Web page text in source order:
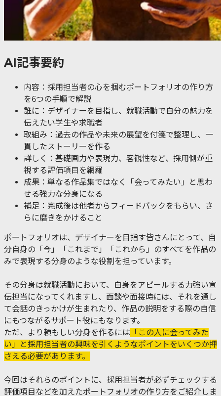
AI記事要約
内容：採用担当者の心を掴むポートフォリオの作り方
を6つの手順で解説
誰に：デザイナーを目指し、就職活動で自分の魅力を
伝えたい学生や求職者
取組み：過去の作品や未来の展望を付箋で整理し、一
貫したストーリーを作る
詳しく：基礎画力や表現力、客観性など、採用側が重
視する評価項目を網羅
成果：単なる作品集ではなく「会ってみたい」と思わ
せる強力な分身になる
補足：完成後は他者からフィードバックをもらい、さ
らに磨きをかけること
ポートフォリオは、デザイナーを目指す皆さんにとって、自
分自身の「今」「これまで」「これから」のすべてを作品の
みで表現する分身のような役割を担っています。
その分身は就職活動において、自身をアピールする力強い宣
伝担当になってくれますし、面談や面接時には、それを通し
て会話のきっかけが生まれたり、作品の説明をする際の自信
にもつながるサポート役にもなります。
ただ、より頼もしい分身を作るには 「この人に会ってみた
い」と採用担当者の興味を引くようなポイントをいくつか押
さえる必要があります。
今回はそれらのポイントに、採用担当者が必ずチェックする
評価項目などを加えたポートフォリオの作り方をご紹介しま